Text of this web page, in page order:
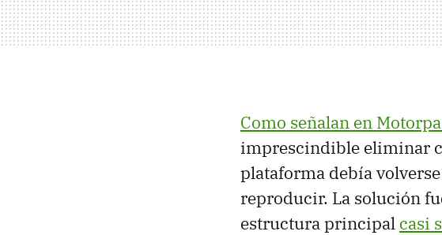
Como señalan en
imprescindible eliminar
plataforma debía
reproducir. La solución
estructura principal casi